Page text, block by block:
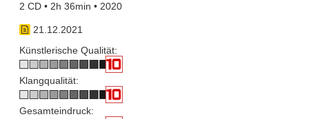
2 CD • 2h 36min • 2020
21.12.2021
Künstlerische Qualität:
Klangqualität:
Gesamteindruck: